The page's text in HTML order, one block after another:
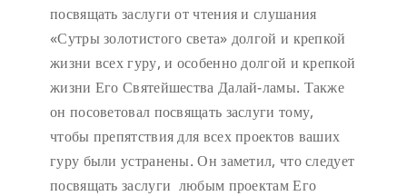
посвящать заслуги от чтения и слушания
«Сутры золотистого света» долгой и крепкой
жизни всех гуру, и особенно долгой и крепкой
жизни Его Святейшества Далай-ламы. Также
он посоветовал посвящать заслуги тому,
чтобы препятствия для всех проектов ваших
гуру были устранены. Он заметил, что следует
посвящать заслуги любым проектам Его